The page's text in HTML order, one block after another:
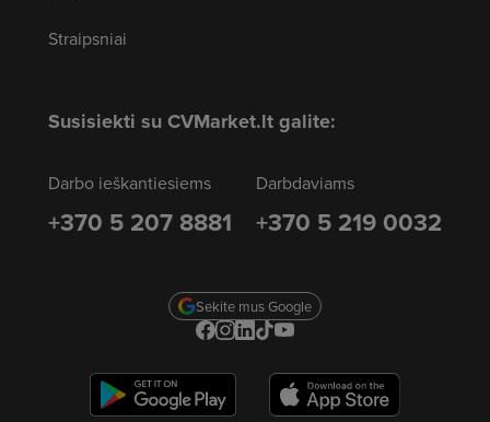
Straipsniai
Susisiekti su CVMarket.lt galite:
Darbo ieškantiesiems
+370 5 207 8881
Darbdaviams
+370 5 219 0032
Sekite mus Google